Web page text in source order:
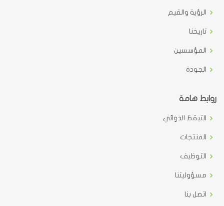
الرؤية والقيم
تاريخنا
المؤسسين
الجودة
روابط هامة
التيقظ الدوائي
المنتجات
التوظيف
مسؤوليتنا
اتصل بنا